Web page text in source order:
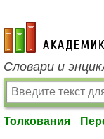
academic.ru
Словари и
Толкования